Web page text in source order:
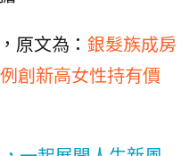
原文為： 銀髮族成房
創新高女性持有價